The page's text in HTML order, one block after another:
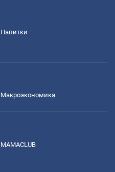
Напитки
Mакроэкономика
MAMACLUB